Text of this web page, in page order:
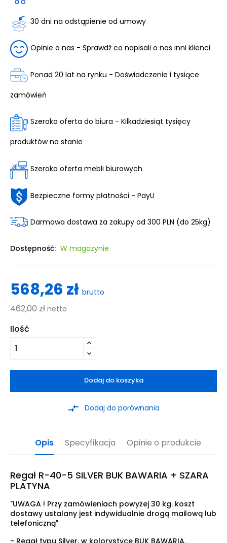
30 dni na odstąpienie od umowy
Opinie o nas - Sprawdź co napisali o nas inni klienci
Ponad 20 lat na rynku - Doświadczenie i tysiące
zamówień
Szeroka oferta do biura - Kilkadziesiąt tysięcy
produktów na stanie
Szeroka oferta mebli biurowych
Bezpieczne formy płatności - PayU
Darmowa dostawa za zakupy od 300 PLN (do 25kg)
Dostępność: W magazynie
568,26 zł brutto
462,00 zł netto
Ilość
Dodaj do koszyka
compare_arrows Dodaj do porównania
Opis Specyfikacja Opinie o produkcie
Regał R-40-5 SILVER BUK BAWARIA + SZARA
PLATYNA
"UWAGA ! Przy zamówieniach powyżej 30 kg. koszt
dostawy ustalany jest indywidualnie drogą mailową lub
telefoniczną"
- Regał typu Silver, w kolorystyce BUK BAWARIA.